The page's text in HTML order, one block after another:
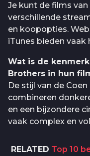
Je kunt de films
verschillende
en koopopties.
iTunes bieden vaak
Wat is de
Brothers in hun
De stijl van de
combineren
en een bijzondere
vaak complex en
RELATED Top 10